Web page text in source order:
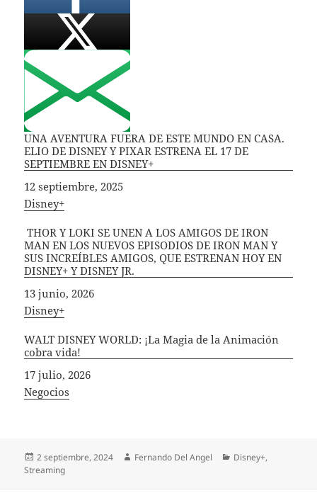
UNA AVENTURA FUERA DE ESTE MUNDO EN CASA.
ELIO DE DISNEY Y PIXAR ESTRENA EL 17 DE
SEPTIEMBRE EN DISNEY+
Fecha
12 septiembre, 2025
In relation to
Disney+
THOR Y LOKI SE UNEN A LOS AMIGOS DE IRON
MAN EN LOS NUEVOS EPISODIOS DE IRON MAN Y
SUS INCREÍBLES AMIGOS, QUE ESTRENAN HOY EN
DISNEY+ Y DISNEY JR.
Fecha
13 junio, 2026
In relation to
Disney+
WALT DISNEY WORLD: ¡La Magia de la Animación
cobra vida!
Fecha
17 julio, 2026
In relation to
Negocios
Publicado
el
2 septiembre, 2024 Autor
Fernando Del Angel Categorías
Disney+,
Streaming